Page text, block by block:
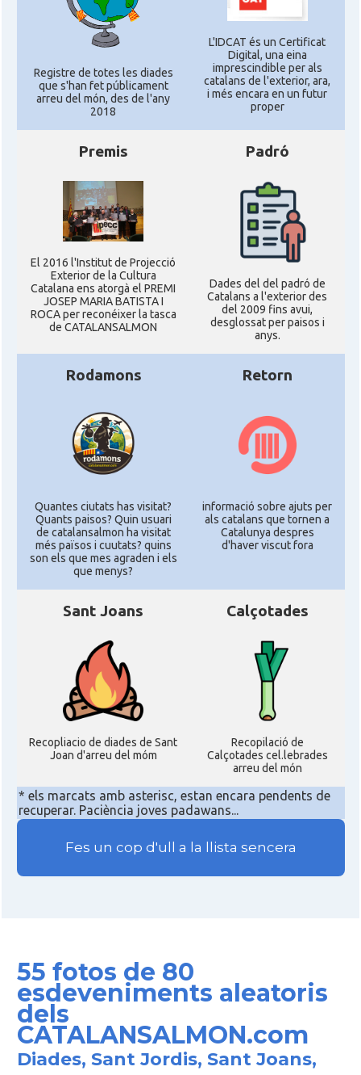
Registre de totes les diades
que s'han fet públicament
arreu del món, des de l'any
2018
L'IDCAT és un Certificat
Digital, una eina
imprescindible per als
catalans de l'exterior, ara,
i més encara en un futur
proper
Premis
El 2016 l'Institut de Projecció
Exterior de la Cultura
Catalana ens atorgà el PREMI
JOSEP MARIA BATISTA I
ROCA per reconéixer la tasca
de CATALANSALMON
Padró
Dades del del padró de
Catalans a l'exterior des
del 2009 fins avui,
desglossat per paisos i
anys.
Rodamons
Quantes ciutats has visitat?
Quants paisos? Quin usuari
de catalansalmon ha visitat
més països i cuutats? quins
son els que mes agraden i els
que menys?
Retorn
informació sobre ajuts per
als catalans que tornen a
Catalunya despres
d'haver viscut fora
Sant Joans
Recopliacio de diades de Sant
Joan d'arreu del móm
Calçotades
Recopilació de
Calçotades cel.lebrades
arreu del món
* els marcats amb asterisc, estan encara pendents de
recuperar. Paciència joves padawans...
Fes un cop d'ull a la llista sencera
55 fotos de 80
esdeveniments aleatoris
dels
CATALANSALMON.com
Diades, Sant Jordis, Sant Joans,